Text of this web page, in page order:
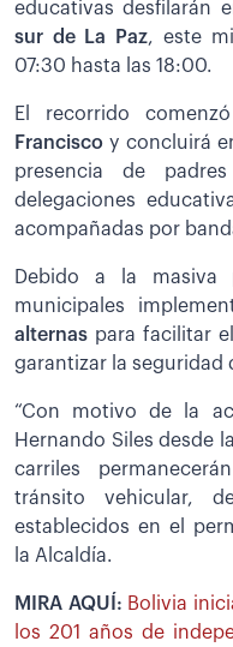
educativas desfilarán
sur de La Paz, este
07:30 hasta las 18:00.
El recorrido
Francisco y concluirá
presencia de
delegaciones
acompañadas por
Debido a la masiva
municipales
alternas para facilitar
garantizar la seguridad
“Con motivo de la
Hernando Siles desde
carriles
tránsito vehicular,
establecidos en el
la Alcaldía.
MIRA AQUÍ: Bolivia
los 201 años de